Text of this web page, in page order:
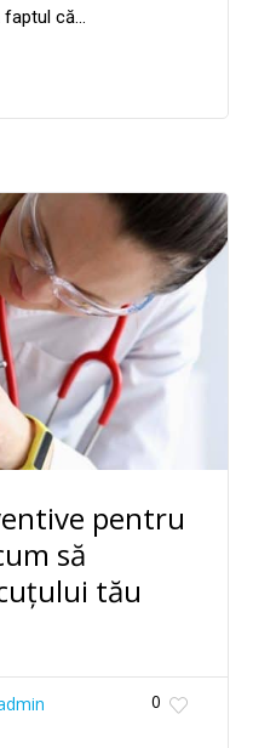
că...
pentru
să
tău
0